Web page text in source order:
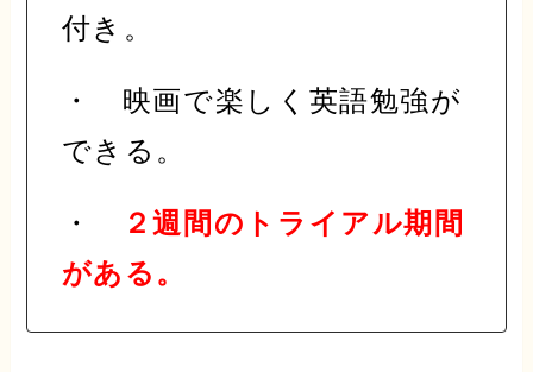
付き。
・ 映画で楽しく英語勉強が
できる。
・
２週間のトライアル期間
がある。